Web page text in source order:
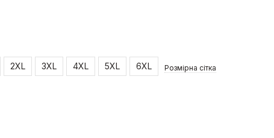
2XL 3XL 4XL 5XL 6XL Розмірна сітка